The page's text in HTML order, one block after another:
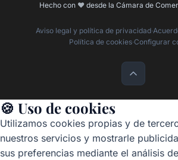
Hecho con ❤️desde la Cámara de
Aviso legal y política de privacidad·
Política de cookies·Configurar
🍪 Uso de cookies
Utilizamos cookies propias y de
nuestros servicios y mostrarle
sus preferencias mediante el análisis